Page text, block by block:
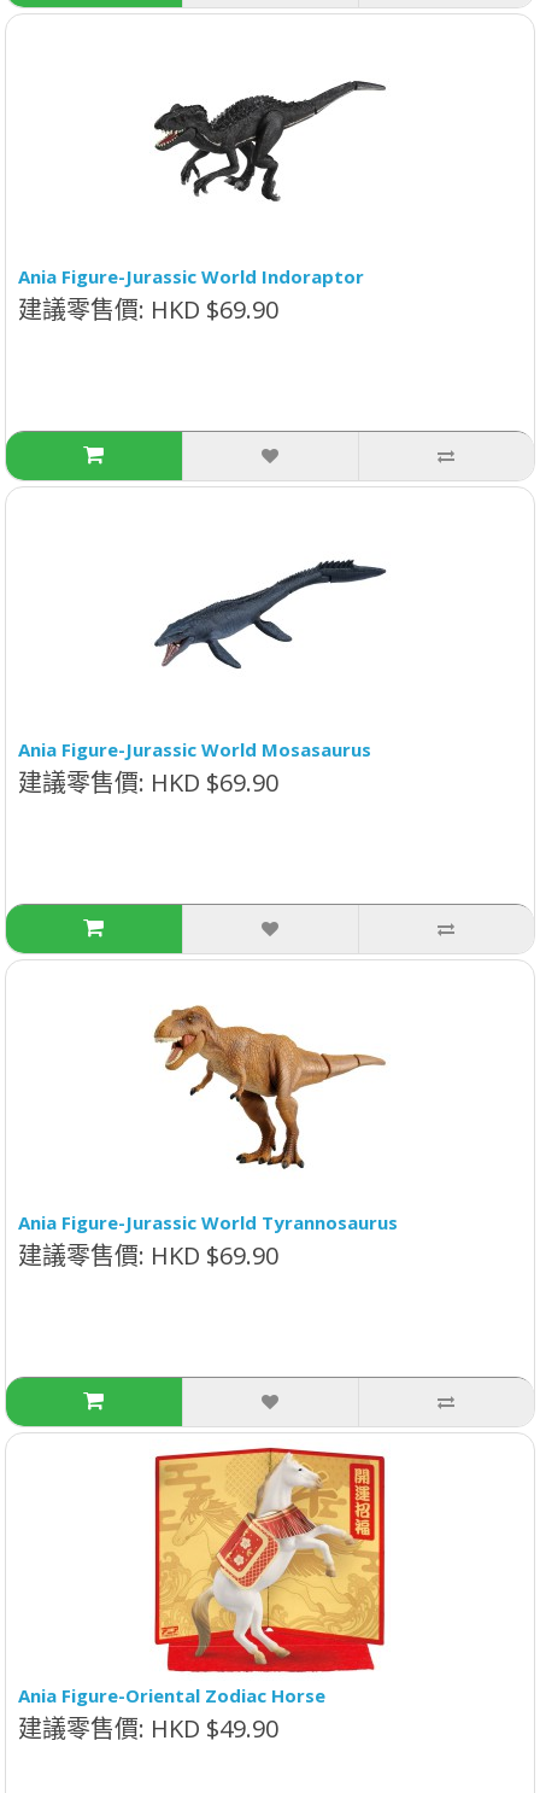
Ania Figure-Jurassic World Indoraptor
建議零售價: HKD $69.90
Ania Figure-Jurassic World Mosasaurus
建議零售價: HKD $69.90
Ania Figure-Jurassic World Tyrannosaurus
建議零售價: HKD $69.90
Ania Figure-Oriental Zodiac Horse
建議零售價: HKD $49.90